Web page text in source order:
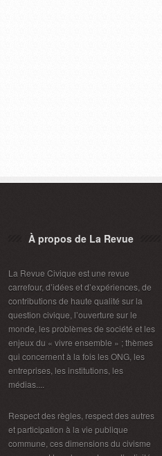
À propos de La Revue
La Revue Civique est une revue
carrefour, d’idées et d’expériences, de
contributions de haute qualité sur la
question civique, l’ouverture sur le
monde, les problèmes de société et les
enjeux du « vivre ensemble » ; thèmes
qui concernent à la fois les ONG, les
entreprises, les institutions, les
médias....
Respect des règles, respect des autres
et participation à la vie publique
commune, ces dimensions du civisme